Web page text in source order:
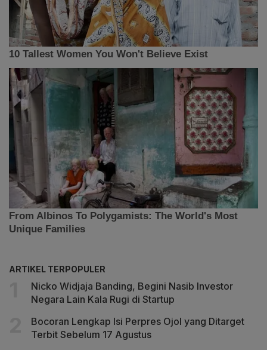
ARTIKEL TERPOPULER
Nicko Widjaja Banding, Begini Nasib Investor
Negara Lain Kala Rugi di Startup
Bocoran Lengkap Isi Perpres Ojol yang Ditarget
Terbit Sebelum 17 Agustus